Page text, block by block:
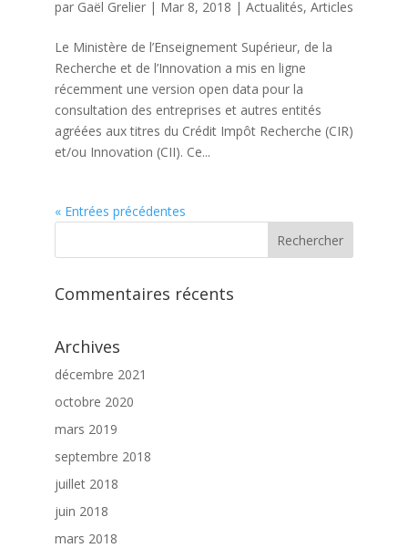
par Gaël Grelier| Mar 8, 2018 | Actualités, Articles
Le Ministère de l’Enseignement Supérieur, de la
Recherche et de l’Innovation a mis en ligne
récemment une version open data pour la
consultation des entreprises et autres entités
agréées aux titres du Crédit Impôt Recherche (CIR)
et/ou Innovation (CII). Ce...
« Entrées précédentes
Commentaires récents
Archives
décembre 2021
octobre 2020
mars 2019
septembre 2018
juillet 2018
juin 2018
mars 2018